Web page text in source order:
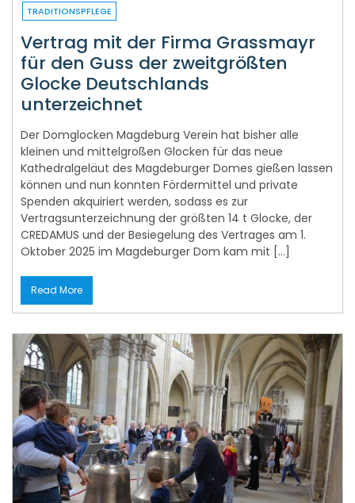
Vertrag mit der Firma Grassmayr
für den Guss der zweitgrößten
Glocke Deutschlands
unterzeichnet
Der Domglocken Magdeburg Verein hat bisher alle
Kathedralgeläut des Magdeburger Domes gießen lassen
können und nun konnten Fördermittel und private
Spenden akquiriert werden, sodass es zur
Vertragsunterzeichnung der größten 14 t Glocke, der
CREDAMUS und der Besiegelung des Vertrages am 1.
Oktober 2025 im Magdeburger Dom kam mit […]